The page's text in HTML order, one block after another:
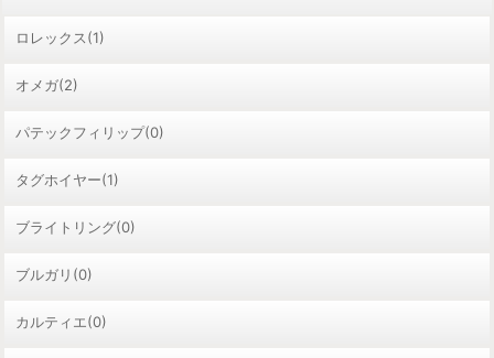
ロレックス(1)
オメガ(2)
パテックフィリップ(0)
タグホイヤー(1)
ブライトリング(0)
ブルガリ(0)
カルティエ(0)